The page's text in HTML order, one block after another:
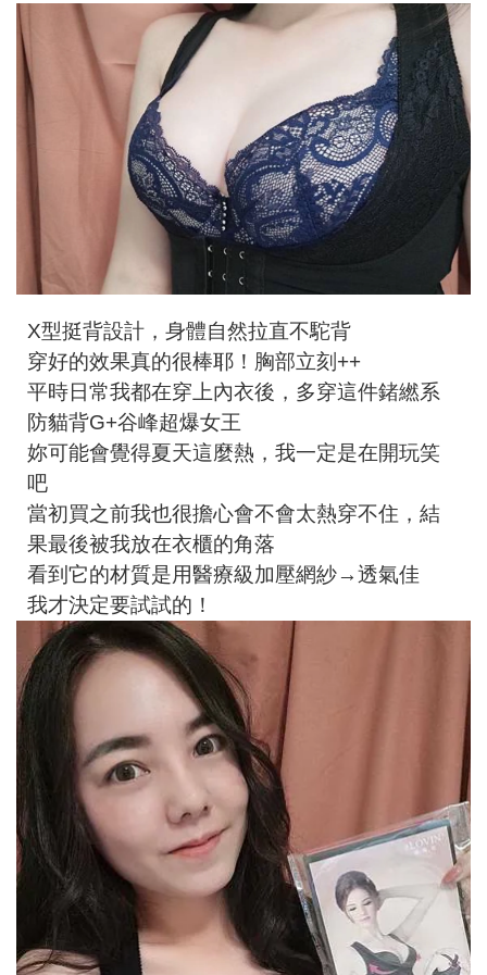
X型挺背設計，身體自然拉直不駝背
穿好的效果真的很棒耶！胸部立刻++
平時日常我都在穿上內衣後，多穿這件鍺繎系
防貓背G+谷峰超爆女王
妳可能會覺得夏天這麼熱，我一定是在開玩笑
吧
當初買之前我也很擔心會不會太熱穿不住，結
果最後被我放在衣櫃的角落
看到它的材質是用醫療級加壓網紗→透氣佳
我才決定要試試的！